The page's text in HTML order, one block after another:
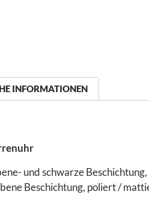
INFORMATIONEN
und schwarze
Beschichtung, poliert /